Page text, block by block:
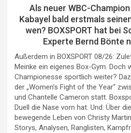
Als neuer WBC-
Kabayel bald erstmals
wen? BOXSPORT hat bei
Experte Bernd Bönte
Außerdem in BOXSPORT 08/26:
Meinke ein eigenes Box-Gym. Doch
Championesse sportlich weiter?
der „Women’s Fight of the Year“
und Chantelle Cameron statt.
Duell die Nase vorn hat. Und: Über
bewegende Leben von Christy
Storys, Analysen, Ranglisten,